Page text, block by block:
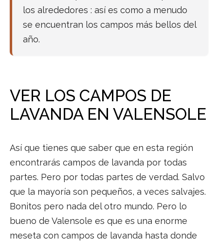
los alrededores : así es como a menudo
se encuentran los campos más bellos del
año.
VER LOS CAMPOS DE
LAVANDA EN VALENSOLE
Así que tienes que saber que en esta región
encontrarás campos de lavanda por todas
partes. Pero por todas partes de verdad. Salvo
que la mayoría son pequeños, a veces salvajes.
Bonitos pero nada del otro mundo. Pero lo
bueno de Valensole es que es una enorme
meseta con campos de lavanda hasta donde